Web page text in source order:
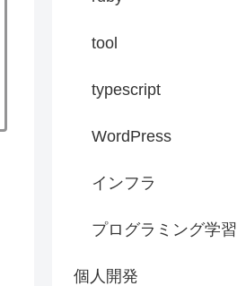
tool
typescript
WordPress
インフラ
プログラミング学習
個人開発